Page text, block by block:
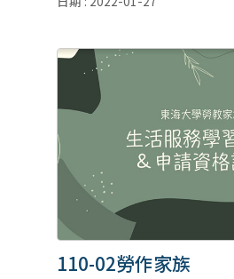
110-02勞作家族